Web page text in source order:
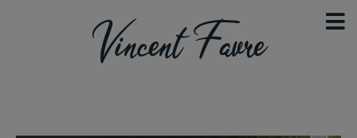
Vincent Favre